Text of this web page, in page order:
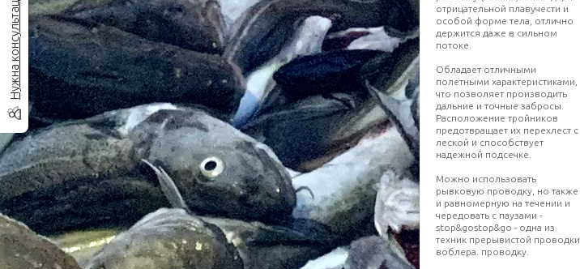
отрицательной плавучести и
особой форме тела, отлично
держится даже в сильном
потоке.
Обладает отличными
полетными характеристиками,
что позволяет производить
дальние и точные забросы.
Расположение тройников
предотвращает их перехлест с
леской и способствует
надежной подсечке.
Можно использовать
рывковую проводку, но также
и равномерную на течении и
чередовать с паузами -
stop&gostop&go - одна из
техник прерывистой проводки
воблера. проводку.
Нужна консультация?